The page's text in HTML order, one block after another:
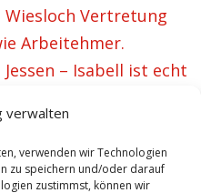
verwalten
verwenden wir Technologien
zu speichern und/oder darauf
zustimmst, können wir
Vertretung
Arbeitehmer.
– Isabell ist echt
im Bereich